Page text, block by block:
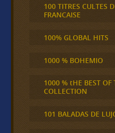
100 TITRES CULTES
FRANCAISE
100% GLOBAL HITS
1000 % BOHEMIO
1000 % tHE BEST OF
COLLECTION
101 BALADAS DE